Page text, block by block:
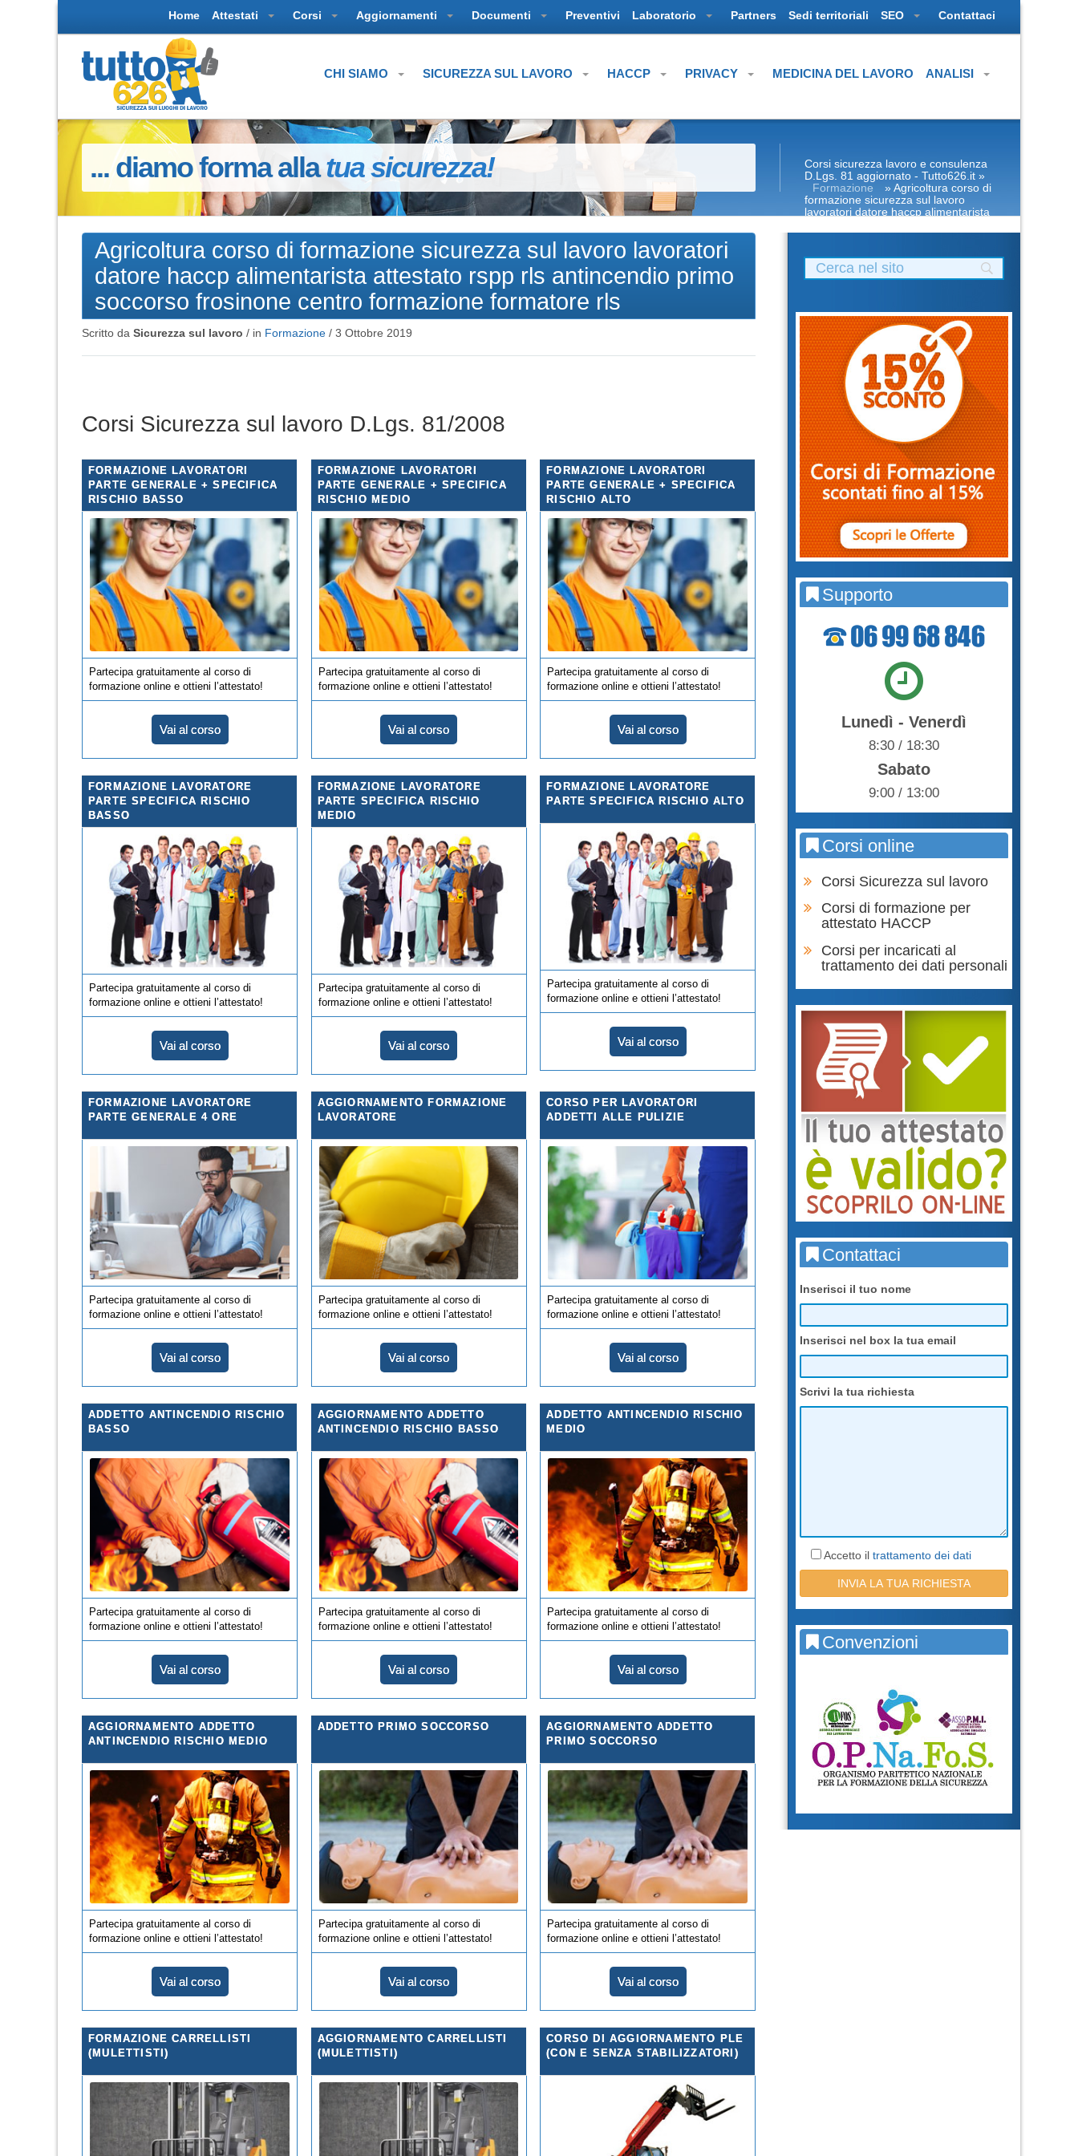
Home Attestati Corsi Aggiornamenti Documenti Preventivi Laboratorio Partners Sedi territoriali SEO Contattaci
CHI SIAMO SICUREZZA SUL LAVORO HACCP PRIVACY MEDICINA DEL LAVORO ANALISI
... diamo forma allatua sicurezza!
Corsi sicurezza lavoro e consulenza
D.Lgs. 81 aggiornato - Tutto626.it »
Formazione
» Agricoltura corso di
formazione sicurezza sul lavoro
lavoratori datore haccp alimentarista
soccorso frosinone centro formazione
Agricoltura corso di formazione sicurezza sul lavoro lavoratori
datore haccp alimentarista attestato rspp rls antincendio primo
soccorso frosinone centro formazione formatore rls
Scritto da Sicurezza sul lavoro / in Formazione / 3 Ottobre 2019
Corsi Sicurezza sul lavoro D.Lgs. 81/2008
FORMAZIONE LAVORATORI
PARTE GENERALE + SPECIFICA
RISCHIO BASSO
Partecipa gratuitamente al corso di
formazione online e ottieni l’attestato!
Vai al corso
FORMAZIONE LAVORATORI
PARTE GENERALE + SPECIFICA
RISCHIO MEDIO
Partecipa gratuitamente al corso di
formazione online e ottieni l’attestato!
Vai al corso
FORMAZIONE LAVORATORI
PARTE GENERALE + SPECIFICA
RISCHIO ALTO
Partecipa gratuitamente al corso di
formazione online e ottieni l’attestato!
Vai al corso
FORMAZIONE LAVORATORE
PARTE SPECIFICA RISCHIO
BASSO
Partecipa gratuitamente al corso di
formazione online e ottieni l’attestato!
Vai al corso
FORMAZIONE LAVORATORE
PARTE SPECIFICA RISCHIO
MEDIO
Partecipa gratuitamente al corso di
formazione online e ottieni l’attestato!
Vai al corso
FORMAZIONE LAVORATORE
PARTE SPECIFICA RISCHIO ALTO
Partecipa gratuitamente al corso di
formazione online e ottieni l’attestato!
Vai al corso
FORMAZIONE LAVORATORE
PARTE GENERALE 4 ORE
Partecipa gratuitamente al corso di
formazione online e ottieni l’attestato!
Vai al corso
AGGIORNAMENTO FORMAZIONE
LAVORATORE
Partecipa gratuitamente al corso di
formazione online e ottieni l’attestato!
Vai al corso
CORSO PER LAVORATORI
ADDETTI ALLE PULIZIE
Partecipa gratuitamente al corso di
formazione online e ottieni l’attestato!
Vai al corso
ADDETTO ANTINCENDIO RISCHIO
BASSO
Partecipa gratuitamente al corso di
formazione online e ottieni l’attestato!
Vai al corso
AGGIORNAMENTO ADDETTO
ANTINCENDIO RISCHIO BASSO
Partecipa gratuitamente al corso di
formazione online e ottieni l’attestato!
Vai al corso
ADDETTO ANTINCENDIO RISCHIO
MEDIO
Partecipa gratuitamente al corso di
formazione online e ottieni l’attestato!
Vai al corso
AGGIORNAMENTO ADDETTO
ANTINCENDIO RISCHIO MEDIO
Partecipa gratuitamente al corso di
formazione online e ottieni l’attestato!
Vai al corso
ADDETTO PRIMO SOCCORSO
Partecipa gratuitamente al corso di
formazione online e ottieni l’attestato!
Vai al corso
AGGIORNAMENTO ADDETTO
PRIMO SOCCORSO
Partecipa gratuitamente al corso di
formazione online e ottieni l’attestato!
Vai al corso
FORMAZIONE CARRELLISTI
(MULETTISTI)
AGGIORNAMENTO CARRELLISTI
(MULETTISTI)
CORSO DI AGGIORNAMENTO PLE
(CON E SENZA STABILIZZATORI)
Supporto
Lunedì - Venerdì
8:30 / 18:30
Sabato
9:00 / 13:00
Corsi online
Corsi Sicurezza sul lavoro
Corsi di formazione per
attestato HACCP
Corsi per incaricati al
trattamento dei dati personali
Contattaci
Inserisci il tuo nome
Inserisci nel box la tua email
Scrivi la tua richiesta
Accetto il trattamento dei dati
Convenzioni